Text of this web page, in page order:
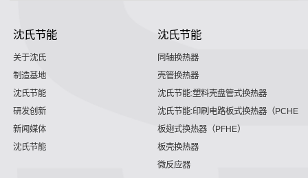
沈氏节能
关于沈氏
制造基地
沈氏节能
研发创新
新闻媒体
沈氏节能
沈氏节能
同轴换热器
壳管换热器
沈氏节能:塑料壳盘管式换热器
沈氏节能:印刷电路板式换热器（PCHE）
板翅式换热器（PFHE）
板壳换热器
微反应器